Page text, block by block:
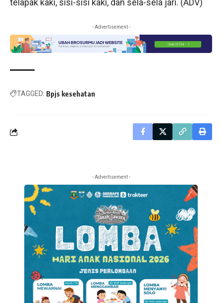
- Advertisement -
TAGGED: Bpjs kesehatan
- Advertisement -